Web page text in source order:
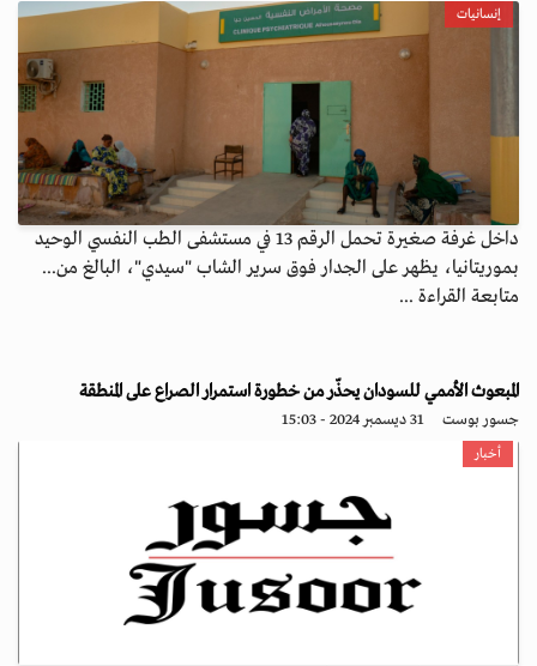
إنسانيات
داخل غرفة صغيرة تحمل الرقم 13 في مستشفى الطب النفسي الوحيد
بموريتانيا، يظهر على الجدار فوق سرير الشاب "سيدي"، البالغ من...
متابعة القراءة ...
المبعوث الأممي للسودان يحذّر من خطورة استمرار الصراع على المنطقة
جسور بوست 31 ديسمبر 2024 - 15:03
أخبار